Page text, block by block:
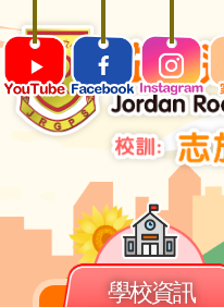
Main
navigation
學校資訊